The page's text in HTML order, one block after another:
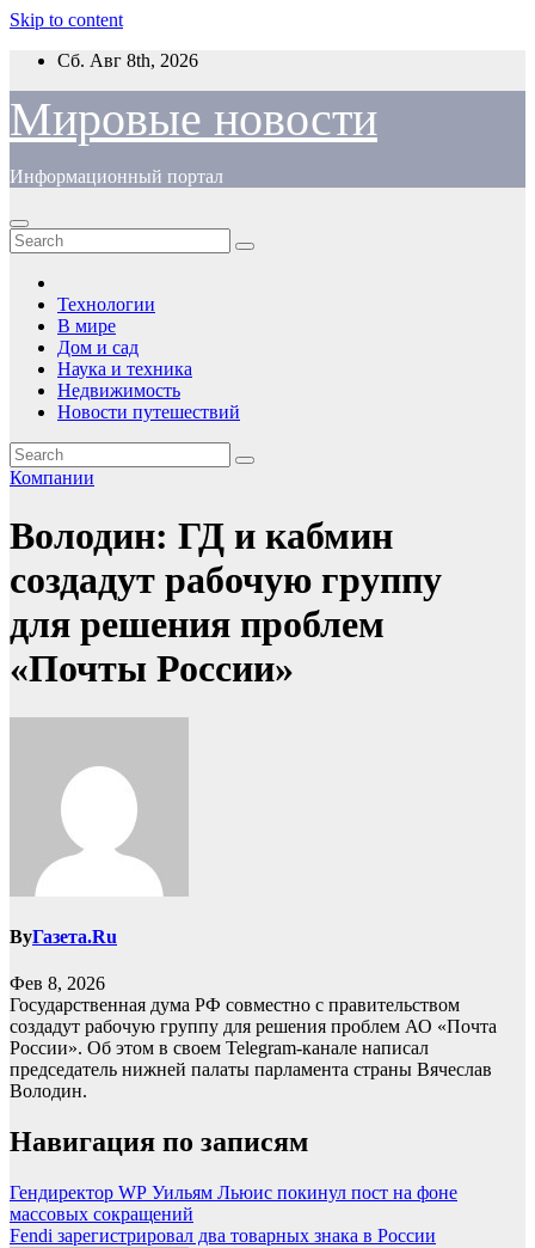
Skip to content
Сб. Авг 8th, 2026
Мировые новости
Информационный портал
Технологии
В мире
Дом и сад
Наука и техника
Недвижимость
Новости путешествий
Компании
Володин: ГД и кабмин
создадут рабочую группу
для решения проблем
«Почты России»
ByГазета.Ru
Фев 8, 2026
Государственная дума РФ совместно с правительством
создадут рабочую группу для решения проблем АО «Почта
России». Об этом в своем Telegram-канале написал
председатель нижней палаты парламента страны Вячеслав
Володин.
Навигация по записям
Гендиректор WP Уильям Льюис покинул пост на фоне
массовых сокращений
Fendi зарегистрировал два товарных знака в России